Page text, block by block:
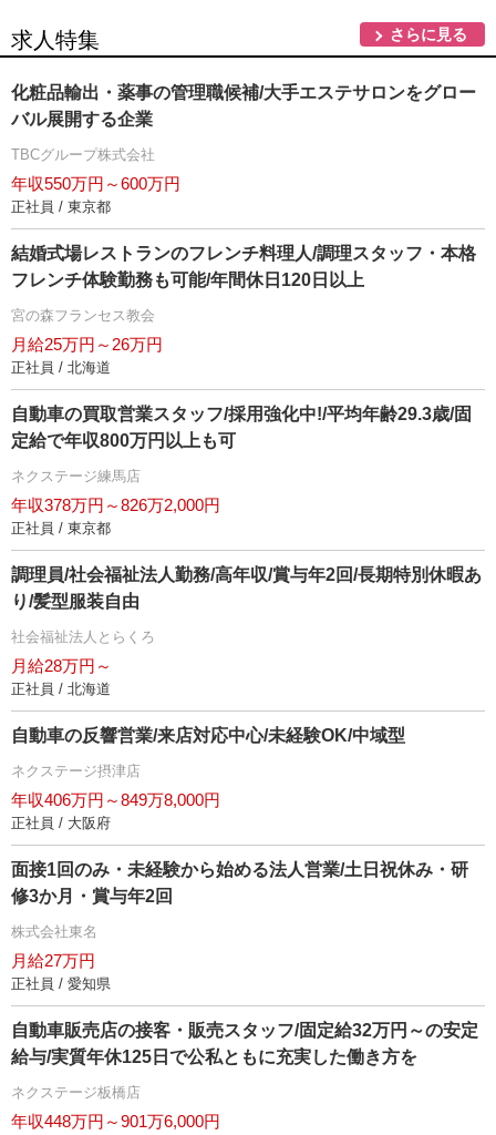
求人特集 さらに見る
化粧品輸出・薬事の管理職候補/大手エステサロンをグロー
バル展開する企業
TBCグループ株式会社
年収550万円～600万円
正社員 / 東京都
結婚式場レストランのフレンチ料理人/調理スタッフ・本格
フレンチ体験勤務も可能/年間休日120日以上
宮の森フランセス教会
月給25万円～26万円
正社員 / 北海道
自動車の買取営業スタッフ/採用強化中!/平均年齢29.3歳/固
定給で年収800万円以上も可
ネクステージ練馬店
年収378万円～826万2,000円
正社員 / 東京都
調理員/社会福祉法人勤務/高年収/賞与年2回/長期特別休暇あ
り/髪型服装自由
社会福祉法人とらくろ
月給28万円～
正社員 / 北海道
自動車の反響営業/来店対応中心/未経験OK/中域型
ネクステージ摂津店
年収406万円～849万8,000円
正社員 / 大阪府
面接1回のみ・未経験から始める法人営業/土日祝休み・研
修3か月・賞与年2回
株式会社東名
月給27万円
正社員 / 愛知県
自動車販売店の接客・販売スタッフ/固定給32万円～の安定
給与/実質年休125日で公私ともに充実した働き方を
ネクステージ板橋店
年収448万円～901万6,000円